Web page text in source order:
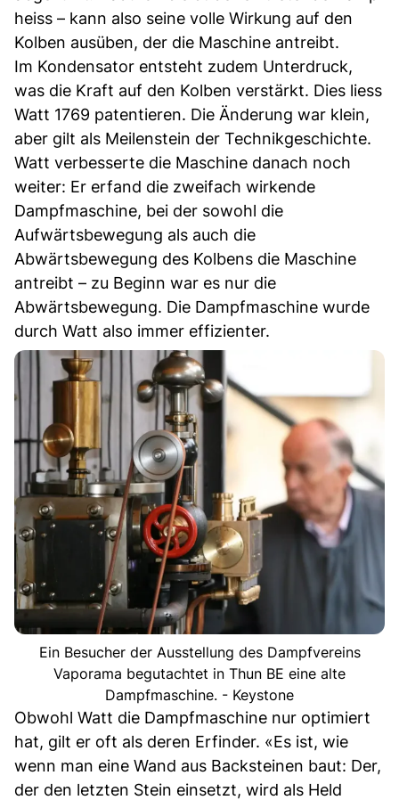
heiss – kann also seine volle Wirkung auf den
Kolben ausüben, der die Maschine antreibt.
Im Kondensator entsteht zudem Unterdruck,
was die Kraft auf den Kolben verstärkt. Dies liess
Watt 1769 patentieren. Die Änderung war klein,
aber gilt als Meilenstein der Technikgeschichte.
Watt verbesserte die Maschine danach noch
weiter: Er erfand die zweifach wirkende
Dampfmaschine, bei der sowohl die
Aufwärtsbewegung als auch die
Abwärtsbewegung des Kolbens die Maschine
antreibt – zu Beginn war es nur die
Abwärtsbewegung. Die Dampfmaschine wurde
durch Watt also immer effizienter.
Ein Besucher der Ausstellung des Dampfvereins
Vaporama begutachtet in Thun BE eine alte
Dampfmaschine. - Keystone
Obwohl Watt die Dampfmaschine nur optimiert
hat, gilt er oft als deren Erfinder. «Es ist, wie
wenn man eine Wand aus Backsteinen baut: Der,
der den letzten Stein einsetzt, wird als Held